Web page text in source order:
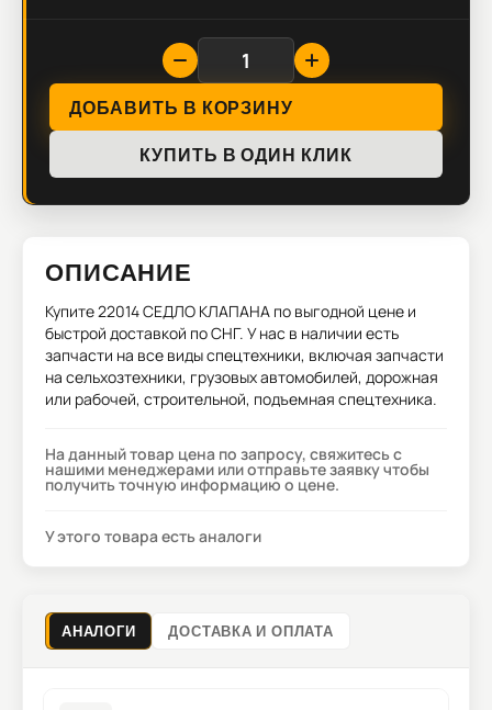
ДОБАВИТЬ В КОРЗИНУ
КУПИТЬ В ОДИН КЛИК
ОПИСАНИЕ
Купите22014 СЕДЛО КЛАПАНА по выгодной цене и
быстрой доставкой по СНГ. У нас в наличии есть
запчасти на все виды спецтехники, включая запчасти
на сельхозтехники, грузовых автомобилей, дорожная
или рабочей, строительной, подъемная спецтехника.
На данный товар цена по запросу, свяжитесь с
нашими менеджерами или отправьте заявку чтобы
получить точную информацию о цене.
У этого товара есть аналоги
АНАЛОГИ ДОСТАВКА И ОПЛАТА